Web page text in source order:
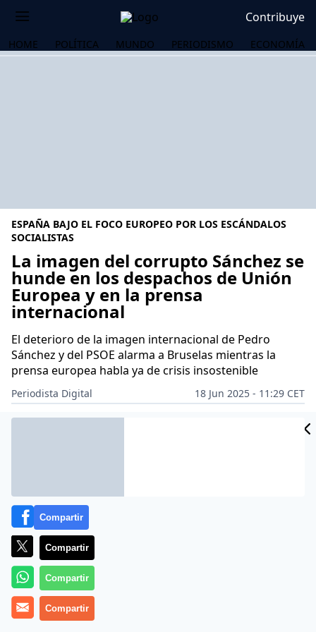
Contribuye
HOME POLÍTICA MUNDO PERIODISMO ECONOMÍA
ESPAÑA BAJO EL FOCO EUROPEO POR LOS ESCÁNDALOS
SOCIALISTAS
La imagen del corrupto Sánchez se
hunde en los despachos de Unión
Europea y en la prensa
internacional
El deterioro de la imagen internacional de Pedro
Sánchez y del PSOE alarma a Bruselas mientras la
prensa europea habla ya de crisis insostenible
Periodista Digital
18 Jun 2025 - 11:29 CET
Archivado en: EUROPA GOBIERNO
Compartir
Compartir
Compartir
Compartir